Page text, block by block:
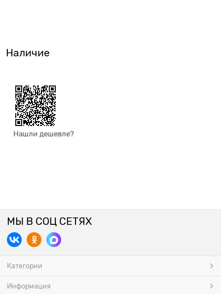
Наличие
Нашли дешевле?
МЫ В СОЦ СЕТЯХ
Категории
Информация